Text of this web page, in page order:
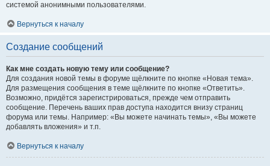
системой анонимными пользователями.
Вернуться к началу
Создание сообщений
Как мне создать новую тему или сообщение?
Для создания новой темы в форуме щёлкните по кнопке «Новая тема».
Для размещения сообщения в теме щёлкните по кнопке «Ответить».
Возможно, придётся зарегистрироваться, прежде чем отправить
сообщение. Перечень ваших прав доступа находится внизу страниц
форума или темы. Например: «Вы можете начинать темы», «Вы можете
добавлять вложения» и т.п.
Вернуться к началу